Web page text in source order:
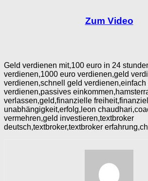
Zum Video
Geld verdienen mit,100 euro in 24
verdienen,1000 euro verdienen,geld
verdienen,schnell geld verdienen,einfach
verdienen,passives
verlassen,geld,finanzielle
unabhängigkeit,erfolg,leon
vermehren,geld investieren,textbroker
deutsch,textbroker,textbroker